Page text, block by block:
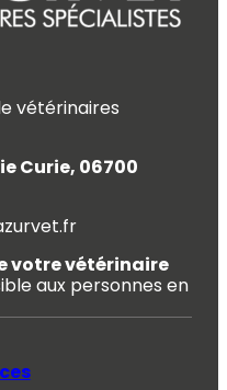
vétérinaires
Curie, 06700
votre vétérinaire
aux personnes en